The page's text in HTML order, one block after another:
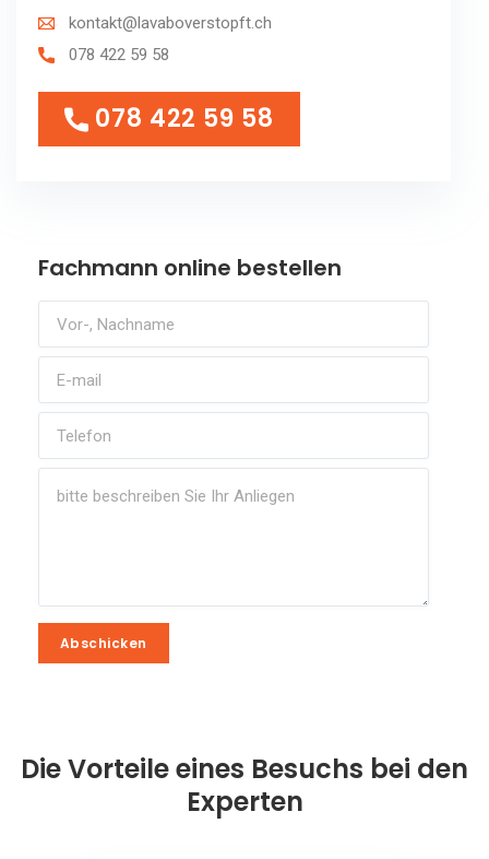
kontakt@lavaboverstopft.ch
078 422 59 58
078 422 59 58
078 422 59 58
Fachmann online bestellen
Abschicken
Abschicken
Die Vorteile eines Besuchs bei den
Experten